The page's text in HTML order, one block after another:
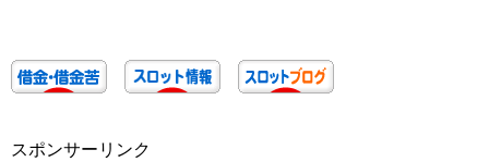
スポンサーリンク